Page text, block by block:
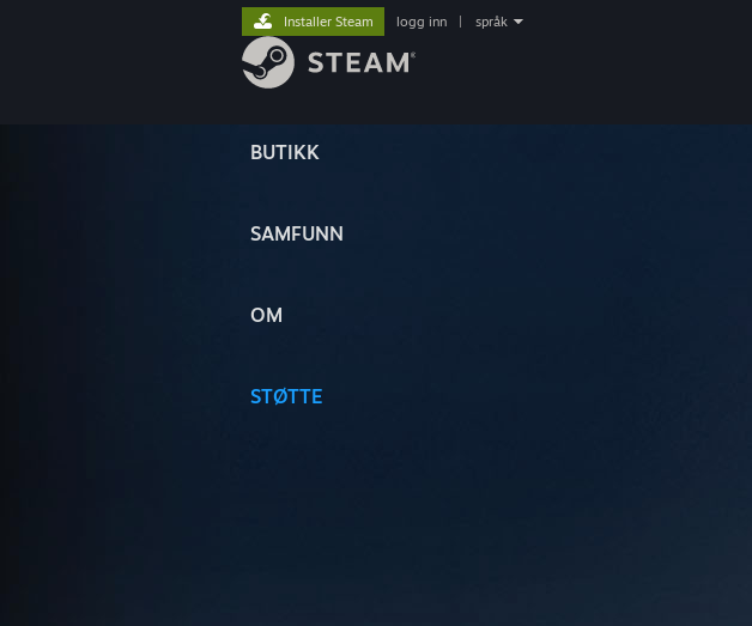
BUTIKK
SAMFUNN
OM
STØTTE
Installer Steam logg inn språk